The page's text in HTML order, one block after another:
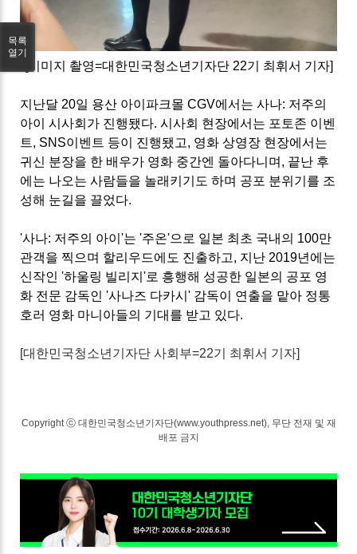
[이미지 촬영=대한민국청소년기자단 22기 최휘서 기자]
지난달 20일 용산 아이파크몰 CGV에서는 사나: 저주의
아이 시사회가 진행됐다. 시사회 현장에서는 포토존 이벤
트, SNS이벤트 등이 진행됐고, 영화 상영장 현장에서는
귀신 분장을 한 배우가 영화 중간엔 돌아다니며, 끝난 후
에는 나오는 사람들을 놀래키기도 하며 공포 분위기를 조
성해 눈길을 끌었다.
'사나: 저주의 아이'는 '주온'으로 일본 최초 국내의 100만
관객을 찍으며 할리우드에도 진출하고, 지난 2019년에는
신작인 '하울링 빌리지'로 흥행해 성공한 일본의 공포 영
화 전문 감독인 '사나즈 다카시' 감독이 연출을 맡아 정통
호러 영화 마니아들의 기대를 받고 있다.
[대한민국청소년기자단 사회부=22기 최휘서 기자]
Copyright ⓒ 대한민국청소년기자단(www.youthpress.net), 무단 전재 및 재
배포 금지
목록
열기